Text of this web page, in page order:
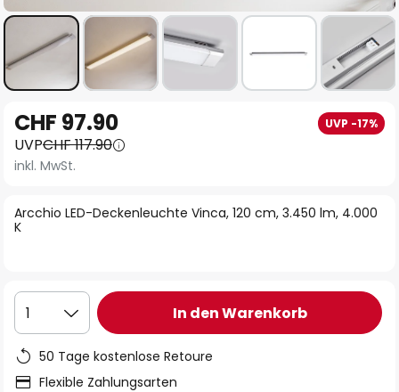
Anfang
der
Bildgalerie
Arcchio LED-Deckenleuchte Vinca, 120 cm, 3.450 lm, 4.000
K
CHF 97.90 UVP -17%
UVPCHF 117.90
inkl. MwSt.
1 In den Warenkorb
50 Tage kostenlose Retoure
Flexible Zahlungsarten